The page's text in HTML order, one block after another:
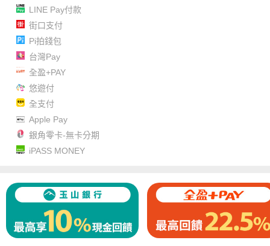
LINE Pay付款
街口支付
Pi拍錢包
台灣Pay
全盈+PAY
悠遊付
全支付
Apple Pay
銀角零卡-無卡分期
iPASS MONEY